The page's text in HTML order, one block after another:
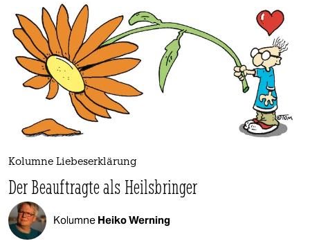
Kolumne Liebeserklärung
Der Beauftragte als Heilsbringer
Kolumne Heiko Werning